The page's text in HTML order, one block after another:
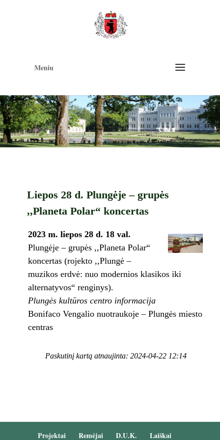
Meniu
Liepos 28 d. Plungėje – grupės
,,Planeta Polar“ koncertas
2023 m. liepos 28 d. 18 val.
Plungėje – grupės ,,Planeta Polar“
koncertas (rojekto ,,Plungė –
muzikos erdvė: nuo modernios klasikos iki
alternatyvos“ renginys).
Plungės kultūros centro informacija
Bonifaco Vengalio nuotraukoje – Plungės miesto
centras
Paskutinį kartą atnaujinta: 2024-04-22 12:14
Projektai Remėjai D.U.K. Laiškai